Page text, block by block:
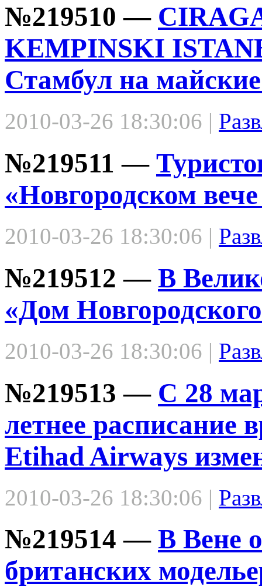
№219510 —
KEMPINSKI
Стамбул на
2010-03-26 18:30:06 |
№219511 —
«Новгородском
2010-03-26 18:30:06 |
№219512 — В
«Дом
2010-03-26 18:30:06 |
№219513 — С 28
летнее расписание
Etihad Airways
2010-03-26 18:30:06 |
№219514 — В Вене
британских